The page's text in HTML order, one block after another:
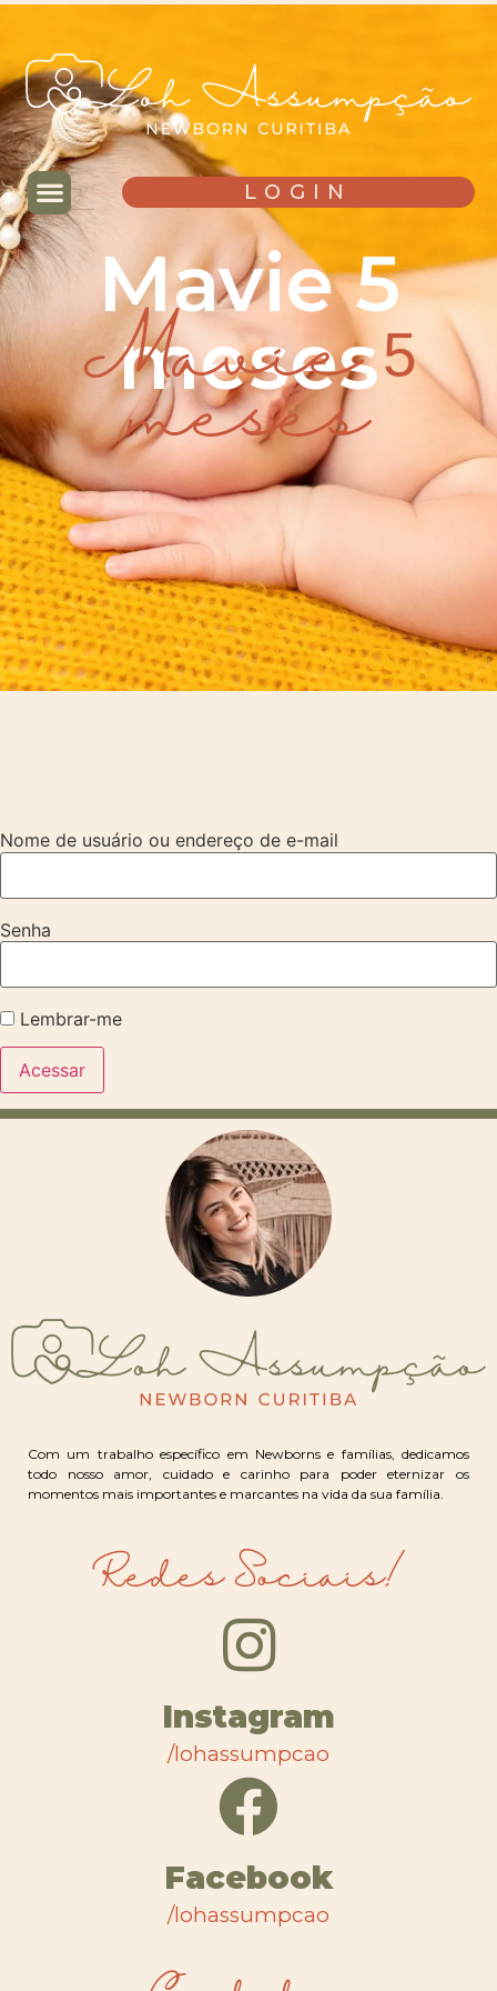
LOGIN
Mavie 5
meses
Mavie 5
meses
Nome de usuário ou endereço de e-mail
Senha
Lembrar-me
Com um trabalho específico em Newborns e famílias, dedicamos
todo nosso amor, cuidado e carinho para poder eternizar os
momentos mais importantes e marcantes na vida da sua família.
Redes Sociais!
Instagram
/lohassumpcao
Facebook
/lohassumpcao